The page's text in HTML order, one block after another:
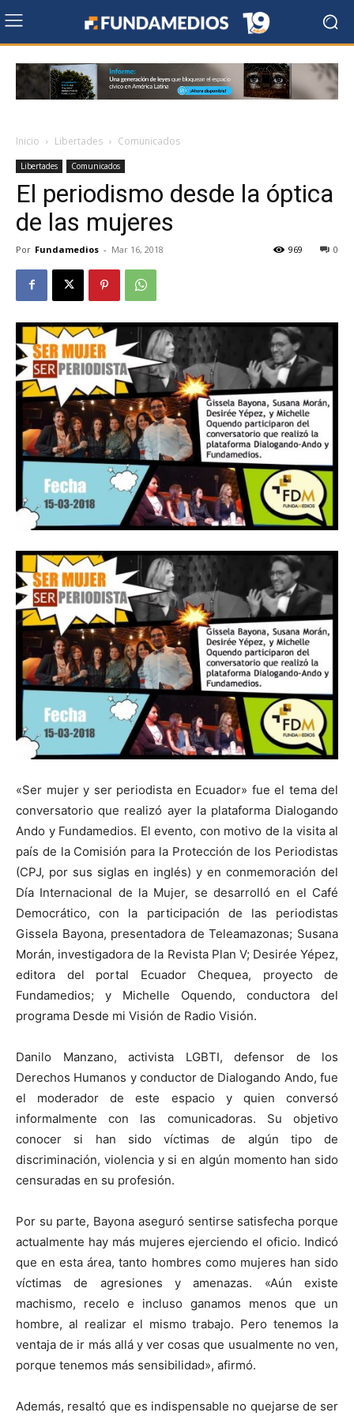
Inicio Libertades Comunicados
Libertades Comunicados
El periodismo desde la óptica
de las mujeres
Por Fundamedios - Mar 16, 2018 0
969
«Ser mujer y ser periodista en Ecuador» fue el tema del
conversatorio que realizó ayer la plataforma Dialogando
Ando y Fundamedios. El evento, con motivo de la visita al
país de la Comisión para la Protección de los Periodistas
(CPJ, por sus siglas en inglés) y en conmemoración del
Día Internacional de la Mujer, se desarrolló en el Café
Democrático, con la participación de las periodistas
Gissela Bayona, presentadora de Teleamazonas; Susana
Morán, investigadora de la Revista Plan V; Desirée Yépez,
editora del portal Ecuador Chequea, proyecto de
Fundamedios; y Michelle Oquendo, conductora del
programa Desde mi Visión de Radio Visión.
Danilo Manzano, activista LGBTI, defensor de los
Derechos Humanos y conductor de Dialogando Ando, fue
el moderador de este espacio y quien conversó
informalmente con las comunicadoras. Su objetivo
conocer si han sido víctimas de algún tipo de
discriminación, violencia y si en algún momento han sido
censuradas en su profesión.
Por su parte, Bayona aseguró sentirse satisfecha porque
actualmente hay más mujeres ejerciendo el oficio. Indicó
que en esta área, tanto hombres como mujeres han sido
víctimas de agresiones y amenazas. «Aún existe
machismo, recelo e incluso ganamos menos que un
hombre, al realizar el mismo trabajo. Pero tenemos la
ventaja de ir más allá y ver cosas que usualmente no ven,
porque tenemos más sensibilidad», afirmó.
Además, resaltó que es indispensable no quejarse de ser